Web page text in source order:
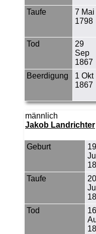
Taufe
7 Mai
1798
Tod
29
Sep
1867
Beerdigung
1 Okt
1867
männlich
Jakob Landrichter
Geburt
19
Taufe
20
Tod
16